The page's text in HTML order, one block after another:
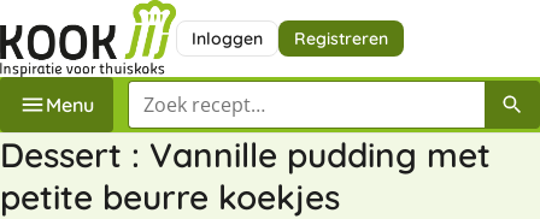
Inloggen Registreren
Menu Zoek een recept
Dessert : Vannille pudding met
petite beurre koekjes